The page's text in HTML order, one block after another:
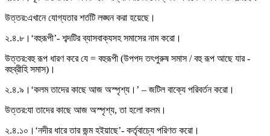
উত্তর:এখানে যোগ্যতার শর্তটি লঙ্ঘন করা হয়েছে।
২.৪.৮। ‘বহুরূপী’- শব্দটির ব্যাসবাক্যসহ সমাসের নাম করাে।
উত্তর:বহু রূপ ধারণ করে যে = বহুরূপী (উপপদ তৎপুরুষ সমাস / বহু রূপ আছে যার -
বহুব্রীহি সমাস)।
২.৪.৯। ‘কলম তাদের কাছে আজ অস্পৃশ্য।’ – জটিল বাক্যে পরিবর্তন করাে।
উত্তর:যা তাদের কাছে আজ অস্পৃশ্য, তা হলো কলম।
২.৪.১০। ‘নদীর ধারে তার জন্ম হইয়াছে’- কর্তৃবাচ্যে পরিণত করাে।